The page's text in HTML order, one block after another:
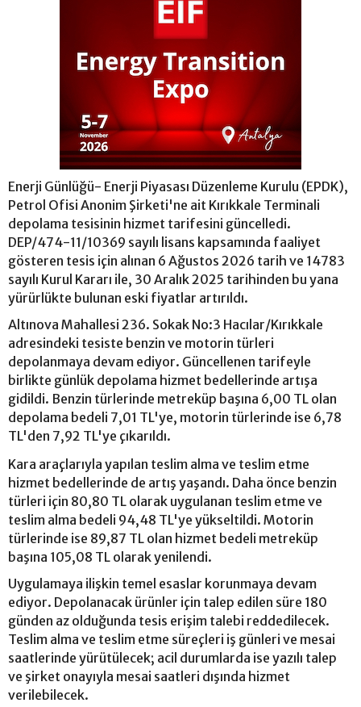
Enerji Günlüğü- Enerji Piyasası Düzenleme Kurulu (EPDK),
Petrol Ofisi Anonim Şirketi'ne ait Kırıkkale Terminali
depolama tesisinin hizmet tarifesini güncelledi.
DEP/474-11/10369 sayılı lisans kapsamında faaliyet
gösteren tesis için alınan 6 Ağustos 2026 tarih ve 14783
sayılı Kurul Kararı ile, 30 Aralık 2025 tarihinden bu yana
yürürlükte bulunan eski fiyatlar artırıldı.
Altınova Mahallesi 236. Sokak No:3 Hacılar/Kırıkkale
adresindeki tesiste benzin ve motorin türleri
depolanmaya devam ediyor. Güncellenen tarifeyle
birlikte günlük depolama hizmet bedellerinde artışa
gidildi. Benzin türlerinde metreküp başına 6,00 TL olan
depolama bedeli 7,01 TL'ye, motorin türlerinde ise 6,78
TL'den 7,92 TL'ye çıkarıldı.
Kara araçlarıyla yapılan teslim alma ve teslim etme
hizmet bedellerinde de artış yaşandı. Daha önce benzin
türleri için 80,80 TL olarak uygulanan teslim etme ve
teslim alma bedeli 94,48 TL'ye yükseltildi. Motorin
türlerinde ise 89,87 TL olan hizmet bedeli metreküp
başına 105,08 TL olarak yenilendi.
Uygulamaya ilişkin temel esaslar korunmaya devam
ediyor. Depolanacak ürünler için talep edilen süre 180
günden az olduğunda tesis erişim talebi reddedilecek.
Teslim alma ve teslim etme süreçleri iş günleri ve mesai
saatlerinde yürütülecek; acil durumlarda ise yazılı talep
ve şirket onayıyla mesai saatleri dışında hizmet
verilebilecek.